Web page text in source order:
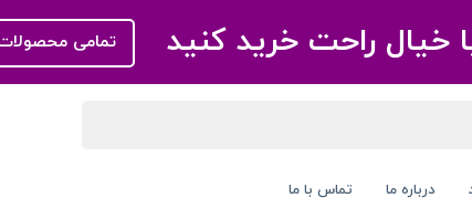
خیال راحت خرید کنید تمامی
درباره ما تماس با ما